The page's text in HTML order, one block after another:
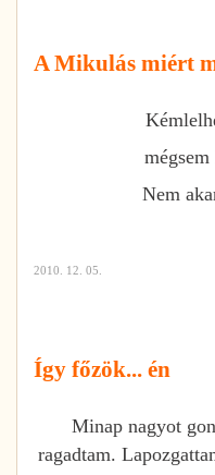
A Mikulás miért
Nem
2010. 12. 05.
Így főzök... én
Minap nagyot
ragadtam.